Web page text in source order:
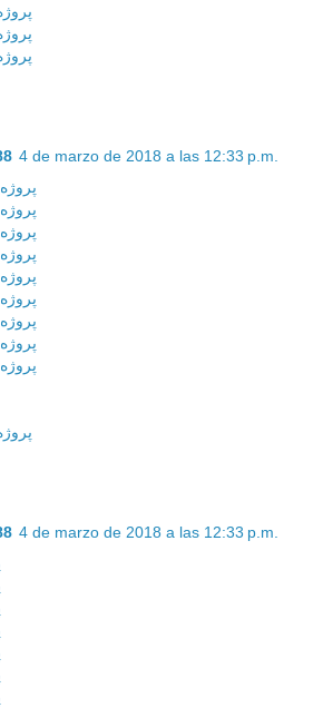
4 de marzo de 2018 a las 12:33 p.m.
4 de marzo de 2018 a las 12:33 p.m.